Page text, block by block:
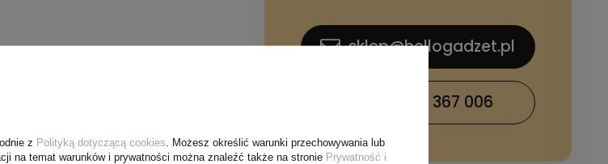
sklep@hellogadzet.pl
+48 733 367 006
z Polityką dotyczącą cookies . Możesz określić warunki przechowywania lub
na temat warunków i prywatności można znaleźć także na stronie Prywatność i